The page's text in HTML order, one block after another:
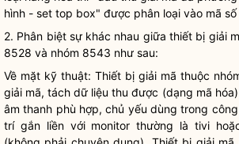
hình - set top box" được phân loại vào mã số
2. Phân biệt sự khác nhau giữa thiết bị giải
8528 và nhóm 8543 như sau:
Về mặt kỹ thuật: Thiết bị giải mã thuộc
giải mã, tách dữ liệu thu được (dạng mã
âm thanh phù hợp, chủ yếu dùng trong
trí gắn liền với monitor thường là tivi